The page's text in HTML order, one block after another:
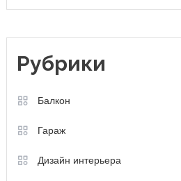
Рубрики
Балкон
Гараж
Дизайн интерьера